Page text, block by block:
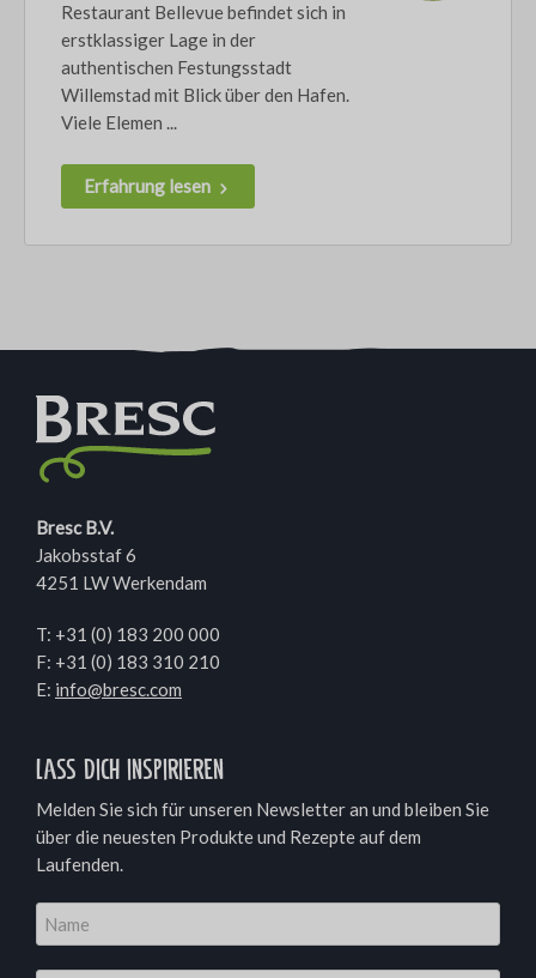
Restaurant Bellevue befindet sich in
erstklassiger Lage in der
authentischen Festungsstadt
Willemstad mit Blick über den Hafen.
Viele Elemen ...
Erfahrung lesen
Bresc B.V.
Jakobsstaf 6
4251 LW Werkendam
T: +31 (0) 183 200 000
F: +31 (0) 183 310 210
E: info@bresc.com
Lass dich inspirieren
Melden Sie sich für unseren Newsletter an und bleiben Sie
über die neuesten Produkte und Rezepte auf dem
Laufenden.